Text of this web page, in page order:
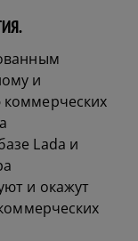
и
Lada и
и окажут